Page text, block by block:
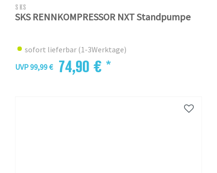
SKS
SKS RENNKOMPRESSOR NXT Standpumpe
sofort lieferbar (1-3Werktage)
UVP 99,99 €
74,90 € *